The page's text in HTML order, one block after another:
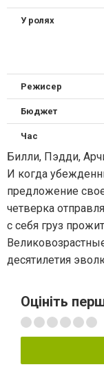
У ролях
Режисер
Бюджет
Час
Билли, Пэдди,
И когда
предложение
четверка
с себя груз
десятилетия
Оцініть